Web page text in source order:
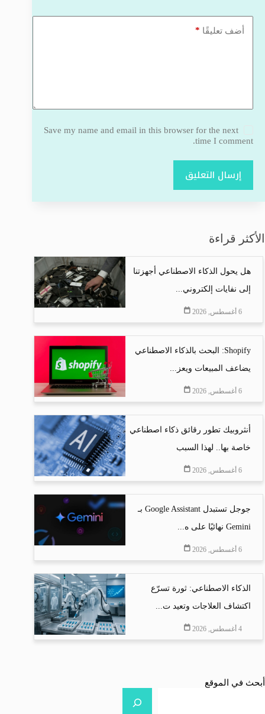
أضف تعليقًا *
Save my name and email in this browser for the next
time I comment.
إرسال التعليق
الأكثر قراءة
هل يحول الذكاء الاصطناعي أجهزتنا
إلى نفايات إلكتروني...
6 أغسطس, 2026
Shopify: البحث بالذكاء الاصطناعي
يضاعف المبيعات ويعز...
6 أغسطس, 2026
أنثروبيك تطور رقائق ذكاء اصطناعي
خاصة بها.. لهذا السبب
6 أغسطس, 2026
جوجل تستبدل Google Assistant بـ
Gemini نهائيًا على ه...
6 أغسطس, 2026
الذكاء الاصطناعي: ثورة تسرّع
اكتشاف العلاجات وتعيد ت...
4 أغسطس, 2026
أبحث في الموقع